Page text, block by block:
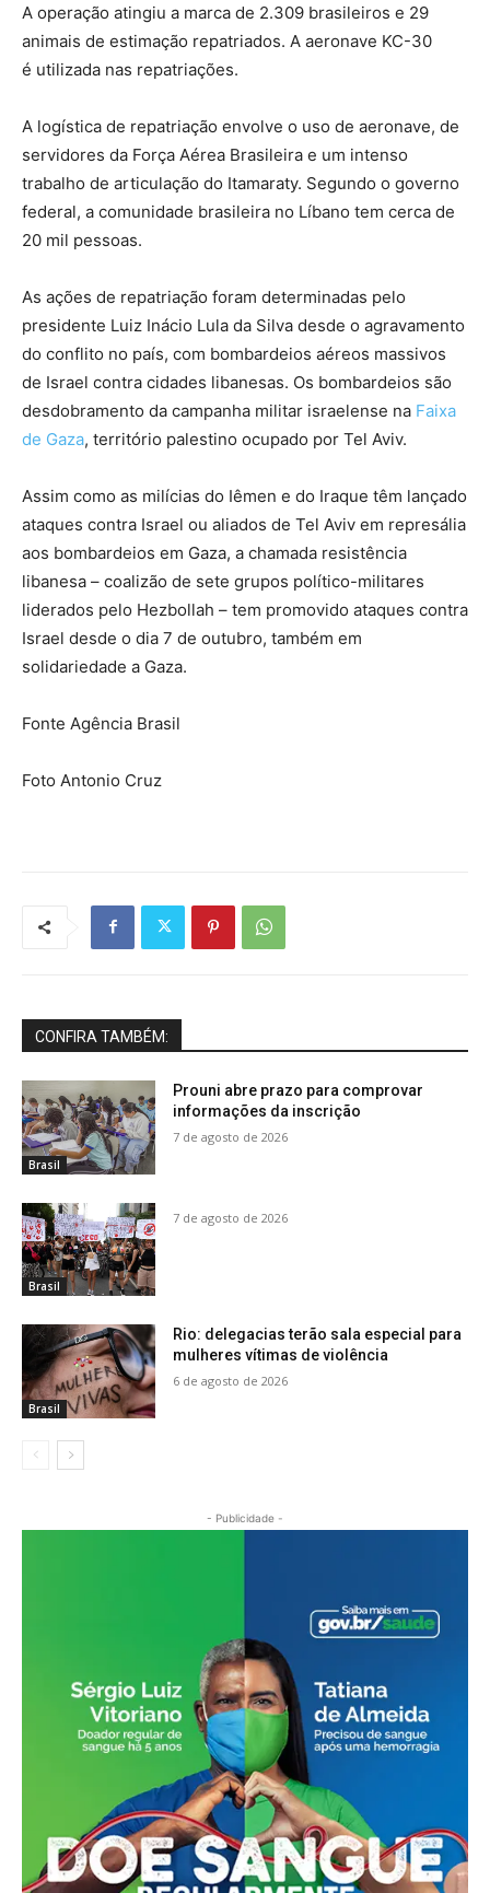
A operação atingiu a marca de 2.309 brasileiros e 29
animais de estimação repatriados. A aeronave KC-30
é utilizada nas repatriações.
A logística de repatriação envolve o uso de aeronave, de
servidores da Força Aérea Brasileira e um intenso
trabalho de articulação do Itamaraty. Segundo o governo
federal, a comunidade brasileira no Líbano tem cerca de
20 mil pessoas.
As ações de repatriação foram determinadas pelo
presidente Luiz Inácio Lula da Silva desde o agravamento
do conflito no país, com bombardeios aéreos massivos
de Israel contra cidades libanesas. Os bombardeios são
desdobramento da campanha militar israelense na Faixa
de Gaza, território palestino ocupado por Tel Aviv.
Assim como as milícias do Iêmen e do Iraque têm lançado
ataques contra Israel ou aliados de Tel Aviv em represália
aos bombardeios em Gaza, a chamada resistência
libanesa – coalizão de sete grupos político-militares
liderados pelo Hezbollah – tem promovido ataques contra
Israel desde o dia 7 de outubro, também em
solidariedade a Gaza.
Fonte Agência Brasil
Foto Antonio Cruz
CONFIRA TAMBÉM:
Brasil
Prouni abre prazo para comprovar
informações da inscrição
7 de agosto de 2026
Brasil
7 de agosto de 2026
Brasil
Rio: delegacias terão sala especial para
mulheres vítimas de violência
6 de agosto de 2026
- Publicidade -